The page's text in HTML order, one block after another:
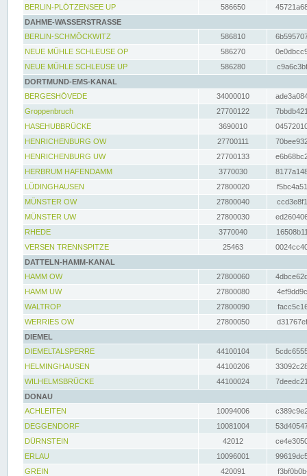
BERLIN-PLÖTZENSEE UP
586650
DAHME-WASSERSTRASSE
BERLIN-SCHMÖCKWITZ
586810
NEUE MÜHLE SCHLEUSE OP
586270
NEUE MÜHLE SCHLEUSE UP
586280
DORTMUND-EMS-KANAL
BERGESHÖVEDE
34000010
Groppenbruch
27700122
HASEHUBBRÜCKE
3690010
HENRICHENBURG OW
27700111
HENRICHENBURG UW
27700133
HERBRUM HAFENDAMM
3770030
LÜDINGHAUSEN
27800020
MÜNSTER OW
27800040
MÜNSTER UW
27800030
RHEDE
3770040
VERSEN TRENNSPITZE
25463
DATTELN-HAMM-KANAL
HAMM OW
27800060
HAMM UW
27800080
WALTROP
27800090
WERRIES OW
27800050
DIEMEL
DIEMELTALSPERRE
44100104
HELMINGHAUSEN
44100206
WILHELMSBRÜCKE
44100024
DONAU
ACHLEITEN
10094006
DEGGENDORF
10081004
DÜRNSTEIN
42012
ERLAU
10096001
GREIN
420091